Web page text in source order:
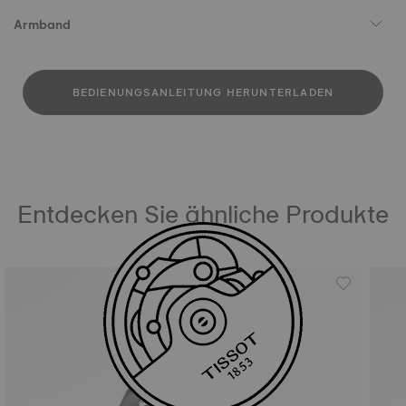
Armband
BEDIENUNGSANLEITUNG HERUNTERLADEN
Entdecken Sie ähnliche Produkte